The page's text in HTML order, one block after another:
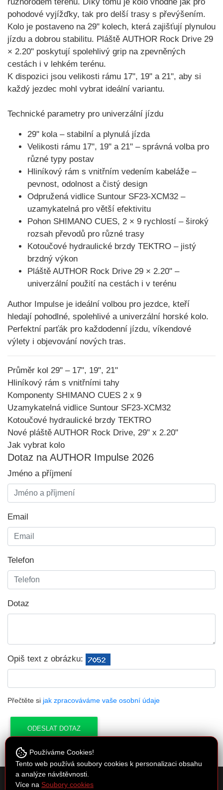
různorodém terénu. Díky tomu je kolo vhodné jak pro
pohodové vyjížďky, tak pro delší trasy s převýšením.
Kolo je postaveno na 29" kolech, která zajišťují plynulou
jízdu a dobrou stabilitu. Pláště AUTHOR Rock Drive 29
× 2.20" poskytují spolehlivý grip na zpevněných
cestách i v lehkém terénu.
K dispozici jsou velikosti rámu 17", 19" a 21", aby si
každý jezdec mohl vybrat ideální variantu.
Technické parametry pro univerzální jízdu
29" kola– stabilní a plynulá jízda
Velikosti rámu 17", 19" a 21" – správná volba pro
různé typy postav
Hliníkový rám s vnitřním vedením kabeláže –
pevnost, odolnost a čistý design
Odpružená vidlice Suntour SF23-XCM32 –
uzamykatelná pro větší efektivitu
Pohon SHIMANO CUES, 2 × 9 rychlostí – široký
rozsah převodů pro různé trasy
Kotoučové hydraulické brzdy TEKTRO – jistý
brzdný výkon
Pláště AUTHOR Rock Drive 29 × 2.20" –
univerzální použití na cestách i v terénu
Author Impulse je ideální volbou pro jezdce, kteří
hledají pohodlné, spolehlivé a univerzální horské kolo.
Perfektní parťák pro každodenní jízdu, víkendové
výlety i objevování nových tras.
Průměr kol 29" – 17", 19", 21"
Hliníkový rám s vnitřními tahy
Komponenty SHIMANO CUES 2 x 9
Uzamykatelná vidlice Suntour SF23-XCM32
Kotoučové hydraulické brzdy TEKTRO
Nové pláště AUTHOR Rock Drive, 29" x 2.20"
Jak vybrat kolo
Dotaz na AUTHOR Impulse 2026
Jméno a příjmení
Email
Telefon
Dotaz
Opiš text z obrázku:
Přečtěte si jak zpracováváme vaše osobní údaje
Cykloservis Kučera
Používáme Cookies!
Tento web používá soubory cookies k personalizaci obsahu
a analýze návštěvnosti.
Více na Soubory cookies